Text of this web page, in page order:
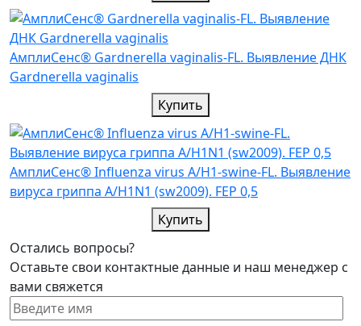
АмплиСенс® Gardnerella vaginalis-FL. Выявление ДНК
Gardnerella vaginalis
Купить
АмплиСенс® Influenza virus A/H1-swine-FL. Выявление
вируса гриппа A/H1N1 (sw2009). FEP 0,5
Купить
Остались вопросы?
Оставьте свои контактные данные и наш менеджер с
вами свяжется